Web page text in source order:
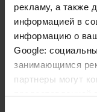
рекламу, а также
информацией в
информацию о
Google:
занимающимся
партнеры могут
предоставленной
Сергей